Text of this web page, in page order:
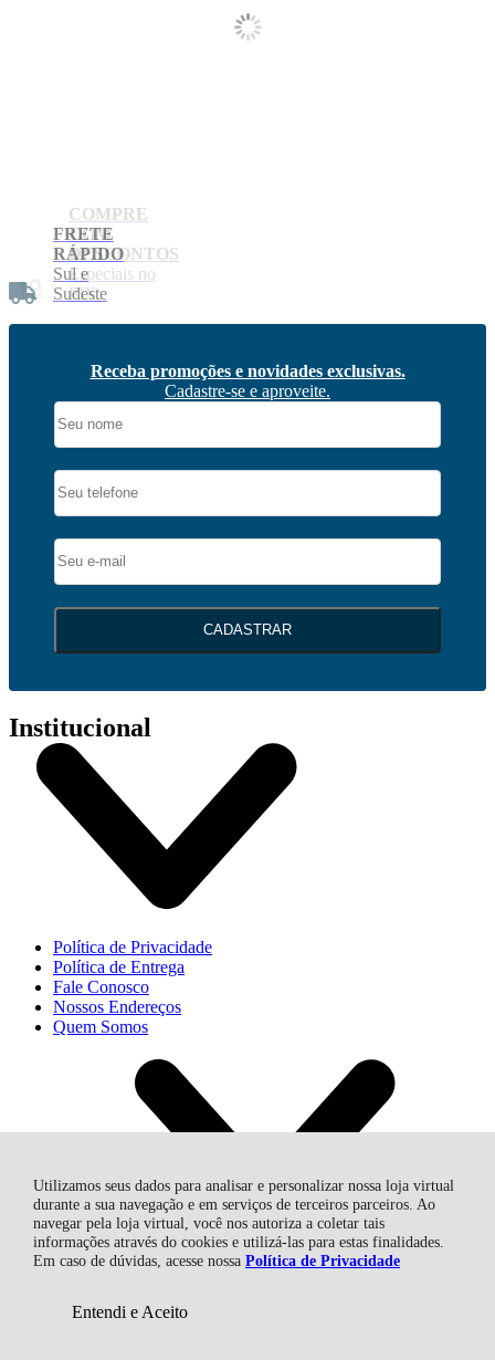
Utilizamos seus dados para analisar e personalizar nossa loja virtual
durante a sua navegação e em serviços de terceiros parceiros. Ao
navegar pela loja virtual, você nos autoriza a coletar tais
informações através do cookies e utilizá-las para estas finalidades.
Em caso de dúvidas, acesse nossa Política de Privacidade
Entendi e Aceito
Receba promoções e novidades exclusivas.
Cadastre-se e aproveite.
CADASTRAR
Institucional
Política de Privacidade
Política de Entrega
Fale Conosco
Nossos Endereços
Quem Somos
Dúvidas
Troca, Devolução, Garantia
R$ 11.960,50
ou pix